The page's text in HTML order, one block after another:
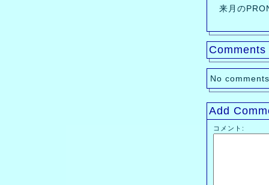
来月の
Comments
No
Add
コメント: